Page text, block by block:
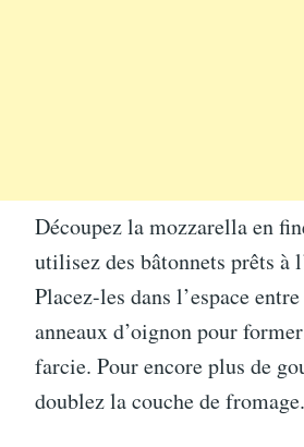
Découpez la mozzarella en
utilisez des bâtonnets prêts à
Placez-les dans l’espace
anneaux d’oignon pour
farcie. Pour encore plus de
doublez la couche de fromage.